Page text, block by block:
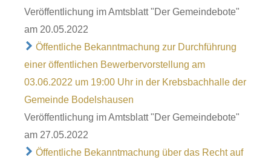
Veröffentlichung im Amtsblatt "Der Gemeindebote"
am 20.05.2022
Öffentliche Bekanntmachung zur Durchführung
einer öffentlichen Bewerbervorstellung am
03.06.2022 um 19:00 Uhr in der Krebsbachhalle der
Gemeinde Bodelshausen
Veröffentlichung im Amtsblatt "Der Gemeindebote"
am 27.05.2022
Öffentliche Bekanntmachung über das Recht auf